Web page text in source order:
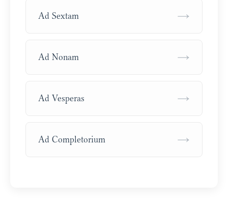
Ad Sextam →
Ad Nonam →
Ad Vesperas →
Ad Completorium →